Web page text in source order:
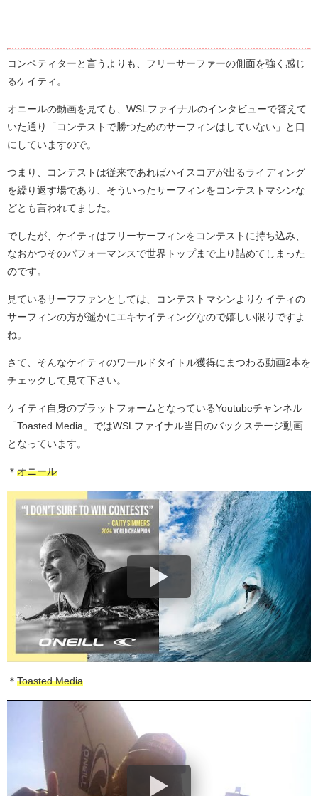
コンペティターと言うよりも、フリーサーファーの側面を強く感じ
るケイティ。
オニールの動画を見ても、WSLファイナルのインタビューで答えて
いた通り「コンテストで勝つためのサーフィンはしていない」と口
にしていますので。
つまり、コンテストは従来であればハイスコアが出るライディング
を繰り返す場であり、そういったサーフィンをコンテストマシンな
どとも言われてました。
でしたが、ケイティはフリーサーフィンをコンテストに持ち込み、
なおかつそのパフォーマンスで世界トップまで上り詰めてしまった
のです。
見ているサーフファンとしては、コンテストマシンよりケイティの
サーフィンの方が遥かにエキサイティングなので嬉しい限りですよ
ね。
さて、そんなケイティのワールドタイトル獲得にまつわる動画2本を
チェックして見て下さい。
ケイティ自身のプラットフォームとなっているYoutubeチャンネル
「Toasted Media」ではWSLファイナル当日のバックステージ動画
となっています。
＊ オニール
＊ Toasted Media